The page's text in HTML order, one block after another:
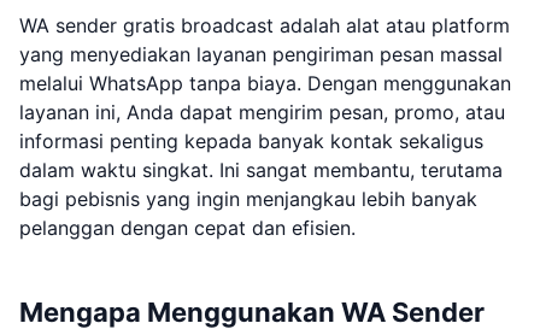
WA sender gratis broadcast adalah alat atau platform
yang menyediakan layanan pengiriman pesan massal
melalui WhatsApp tanpa biaya. Dengan menggunakan
layanan ini, Anda dapat mengirim pesan, promo, atau
informasi penting kepada banyak kontak sekaligus
dalam waktu singkat. Ini sangat membantu, terutama
bagi pebisnis yang ingin menjangkau lebih banyak
pelanggan dengan cepat dan efisien.
Mengapa Menggunakan WA Sender